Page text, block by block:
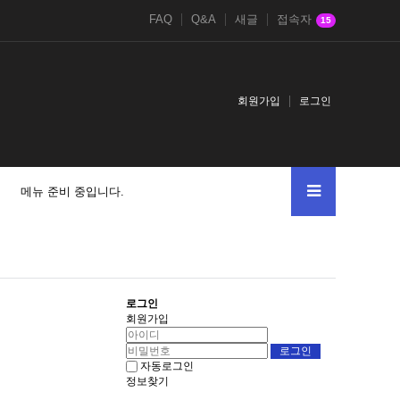
FAQ Q&A 새글 접속자 15
회원가입 로그인
메뉴 준비 중입니다.
로그인
회원가입
자동로그인
정보찾기